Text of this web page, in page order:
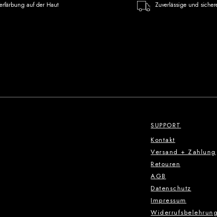
auf der Haut Zuverlässige und
SUPPORT
Kontakt
Versand + Zahlung
Retouren
AGB
Datenschutz
Impressum
Widerrufsbelehrung